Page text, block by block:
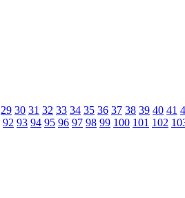
29 30 31 32 33 34 35 36 37 38 39 40 41
92 93 94 95 96 97 98 99 100 101 102